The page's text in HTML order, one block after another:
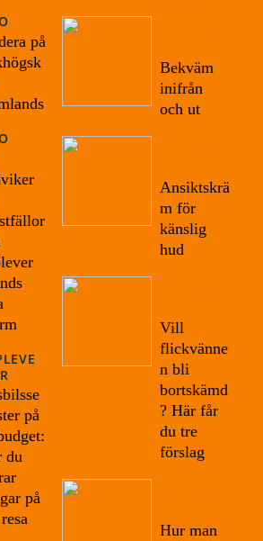
på
på
du
på
Bekväm
inifrån
och ut
Ansiktskrä
m för
känslig
hud
Vill
flickvänne
n bli
bortskämd
? Här får
du tre
förslag
Hur man